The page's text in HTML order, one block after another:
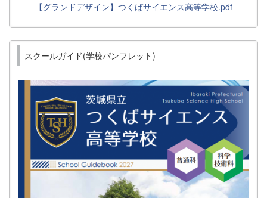
【グランドデザイン】つくばサイエンス高等学校.pdf
スクールガイド(学校パンフレット)